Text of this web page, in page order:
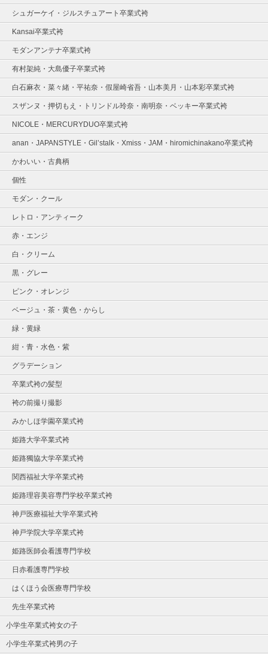
シュガーケイ・ジルスチュアート卒業式袴
Kansai卒業式袴
モダンアンテナ卒業式袴
有村架純・大島優子卒業式袴
白石麻衣・菜々緒・平祐奈・假屋崎省吾・山本美月・山本彩卒業式袴
スザンヌ・押切もえ・トリンドル玲奈・南明奈・ベッキー卒業式袴
NICOLE・MERCURYDUO卒業式袴
anan・JAPANSTYLE・Gil’stalk・Xmiss・JAM・hiromichinakano卒業式袴
かわいい・古典柄
個性
モダン・クール
レトロ・アンティーク
赤・エンジ
白・クリーム
黒・グレー
ピンク・オレンジ
ベージュ・茶・黄色・からし
緑・黄緑
紺・青・水色・紫
グラデーション
卒業式袴の髪型
袴の前撮り撮影
みかしほ学園卒業式袴
姫路大学卒業式袴
姫路獨協大学卒業式袴
関西福祉大学卒業式袴
姫路理容美容専門学校卒業式袴
神戸医療福祉大学卒業式袴
神戸学院大学卒業式袴
姫路医師会看護専門学校
日赤看護専門学校
はくほう会医療専門学校
先生卒業式袴
小学生卒業式袴女の子
小学生卒業式袴男の子